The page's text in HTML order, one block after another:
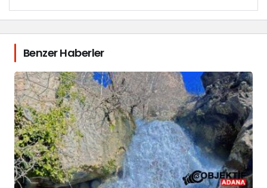
Benzer Haberler